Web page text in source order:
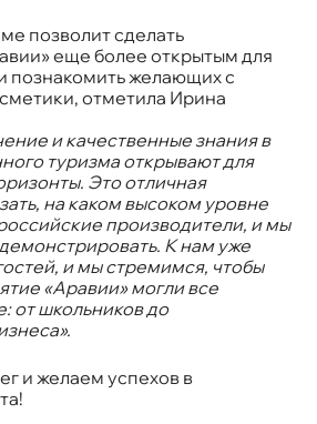
позволит сделать
еще более открытым для
познакомить желающих с
отметила Ирина
и качественные знания в
туризма открывают для
Это отличная
на каком высоком уровне
производители, и мы
К нам уже
и мы стремимся, чтобы
«Аравии» могли все
от школьников до
и желаем успехов в